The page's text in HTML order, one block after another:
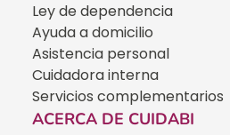
Ley de dependencia
Ayuda a domicilio
Asistencia personal
Cuidadora interna
Servicios complementarios
ACERCA DE CUIDABI